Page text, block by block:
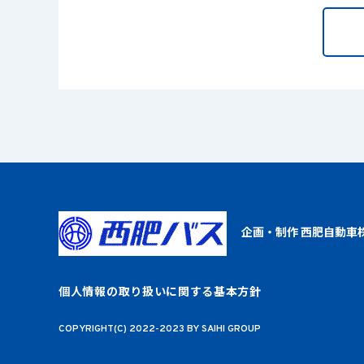
企画・制作 西肥自動車
個人情報の取り扱いに関する基本方針
COPYRIGHT(C) 2022-2023 BY SAIHI GROUP